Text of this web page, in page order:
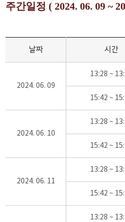
주간일정 ( 2024. 06. 09 ~
날짜 시간
2024. 06. 09
13:28 ~
15:42 ~
2024. 06. 10
13:28 ~
15:42 ~
2024. 06. 11
13:28 ~
15:42 ~
13:28 ~